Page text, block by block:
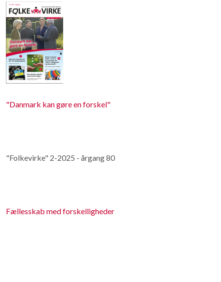
"Danmark kan gøre en forskel"
"Folkevirke" 2-2025 - årgang 80
Fællesskab med forskelligheder